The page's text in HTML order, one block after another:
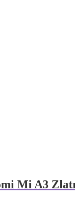
Mi A3